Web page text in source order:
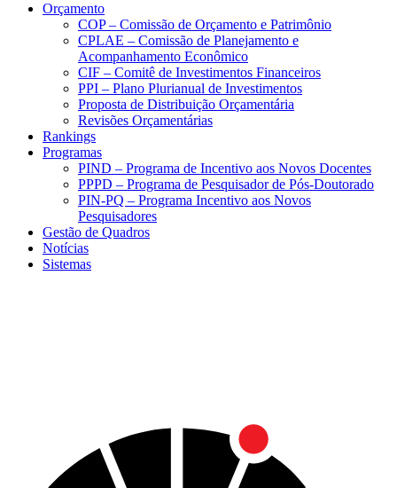
Orçamento
COP – Comissão de Orçamento e Patrimônio
CPLAE – Comissão de Planejamento e
Acompanhamento Econômico
CIF – Comitê de Investimentos Financeiros
PPI – Plano Plurianual de Investimentos
Proposta de Distribuição Orçamentária
Revisões Orçamentárias
Rankings
Programas
PIND – Programa de Incentivo aos Novos Docentes
PPPD – Programa de Pesquisador de Pós-Doutorado
PIN-PQ – Programa Incentivo aos Novos
Pesquisadores
Gestão de Quadros
Notícias
Sistemas